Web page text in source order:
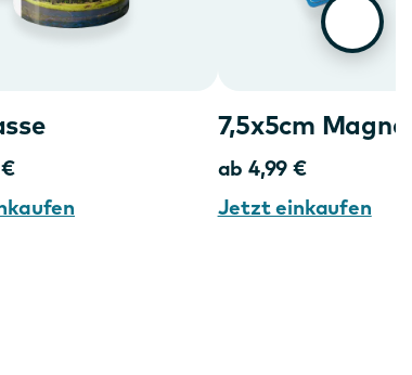
7,5x5cm
ab 4,99 €
Jetzt einkaufen